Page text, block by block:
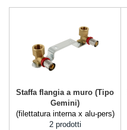
Staffa flangia a muro (Tipo
Gemini)
(filettatura interna x alu-pers)
2 prodotti